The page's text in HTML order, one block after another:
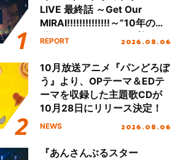
LIVE 最終話 ～Get Our
MIRAI!!!!!!!!!!!!!!～”10年の活
動を経てファイナルを迎える
REPORT 2026.08.06
10月放送アニメ『パンどろぼ
う』より、OPテーマ＆EDテ
ーマを収録した主題歌CDが
10月28日にリリース決定！
NEWS 2026.08.06
『あんさんぶるスター